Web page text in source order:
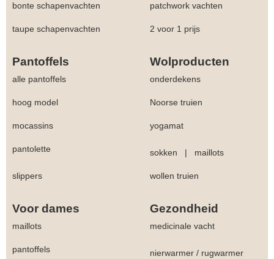
bonte schapenvachten patchwork vachten
taupe schapenvachten 2 voor 1 prijs
Pantoffels Wolproducten
alle pantoffels onderdekens
hoog model Noorse truien
mocassins yogamat
pantolette sokken | maillots
slippers wollen truien
Voor dames Gezondheid
maillots medicinale vacht
pantoffels nierwarmer / rugwarmer